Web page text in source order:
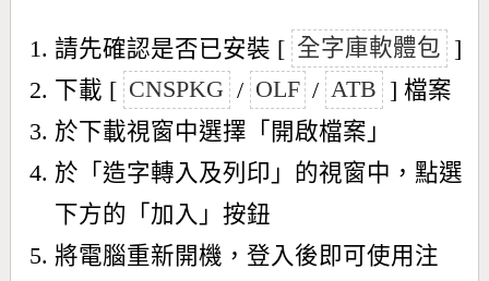
請先確認是否已安裝 [ 全字庫軟體包 ]
下載 [ CNSPKG / OLF / ATB ] 檔案
於下載視窗中選擇「開啟檔案」
於「造字轉入及列印」的視窗中，點選
下方的「加入」按鈕
將電腦重新開機，登入後即可使用注